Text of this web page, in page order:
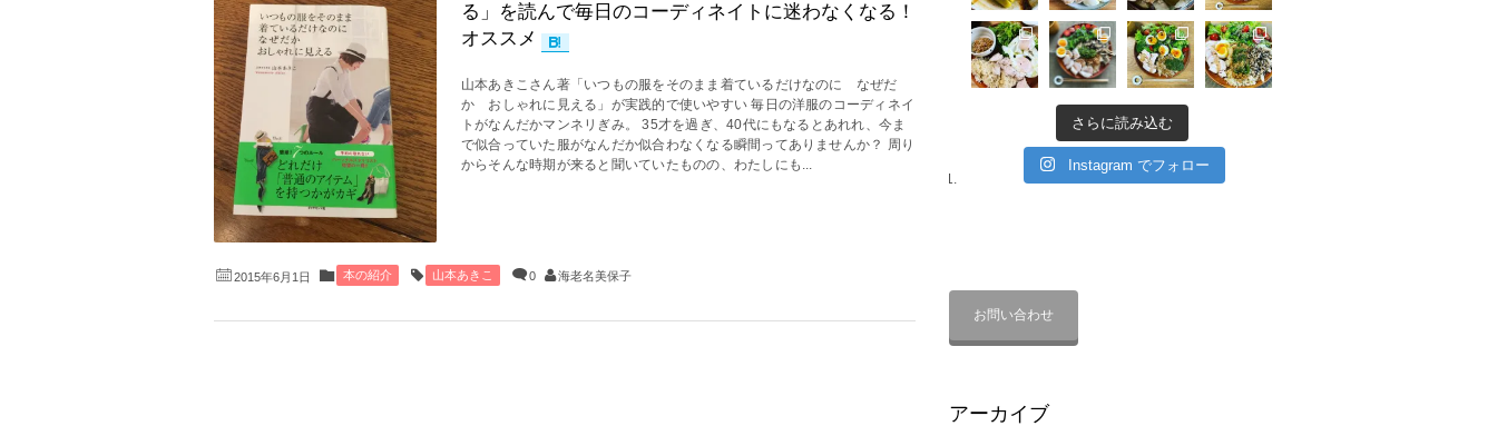
る」を読んで毎日のコーディネイトに迷わなくなる！
オススメ
山本あきこさん著「いつもの服をそのまま着ているだけなのに なぜだ
か おしゃれに見える」が実践的で使いやすい 毎日の洋服のコーディネイ
トがなんだかマンネリぎみ。 35才を過ぎ、40代にもなるとあれれ、今ま
で似合っていた服がなんだか似合わなくなる瞬間ってありませんか？ 周り
からそんな時期が来ると聞いていたものの、わたしにも...
2015年6月1日 本の紹介 山本あきこ 0 海老名美保子
さらに読み込む
Instagram でフォロー
お問い合わせ
アーカイブ